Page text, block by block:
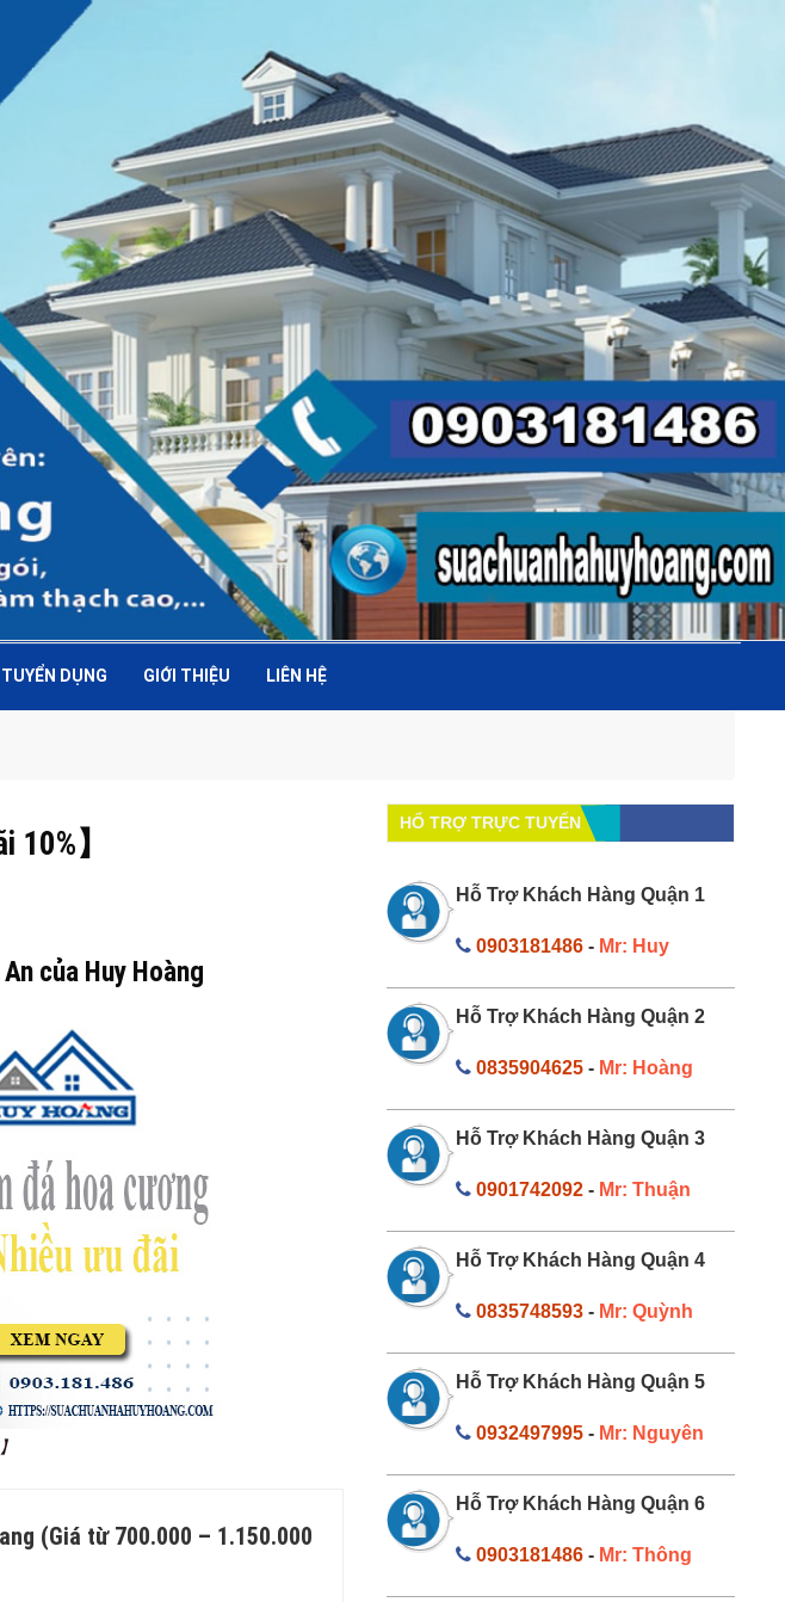
TUYỂN DỤNG GIỚI THIỆU LIÊN HỆ
】
của Huy Hoàng
(Giá từ 700.000 – 1.150.000
HỔ TRỢ TRỰC TUYẾN
Hỗ Trợ Khách Hàng Quận 1
0903181486 - Mr: Huy
Hỗ Trợ Khách Hàng Quận 2
0835904625 - Mr: Hoàng
Hỗ Trợ Khách Hàng Quận 3
0901742092 - Mr: Thuận
Hỗ Trợ Khách Hàng Quận 4
0835748593 - Mr: Quỳnh
Hỗ Trợ Khách Hàng Quận 5
0932497995 - Mr: Nguyên
Hỗ Trợ Khách Hàng Quận 6
0903181486 - Mr: Thông